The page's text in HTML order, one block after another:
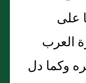
على
العرب
وكما دل